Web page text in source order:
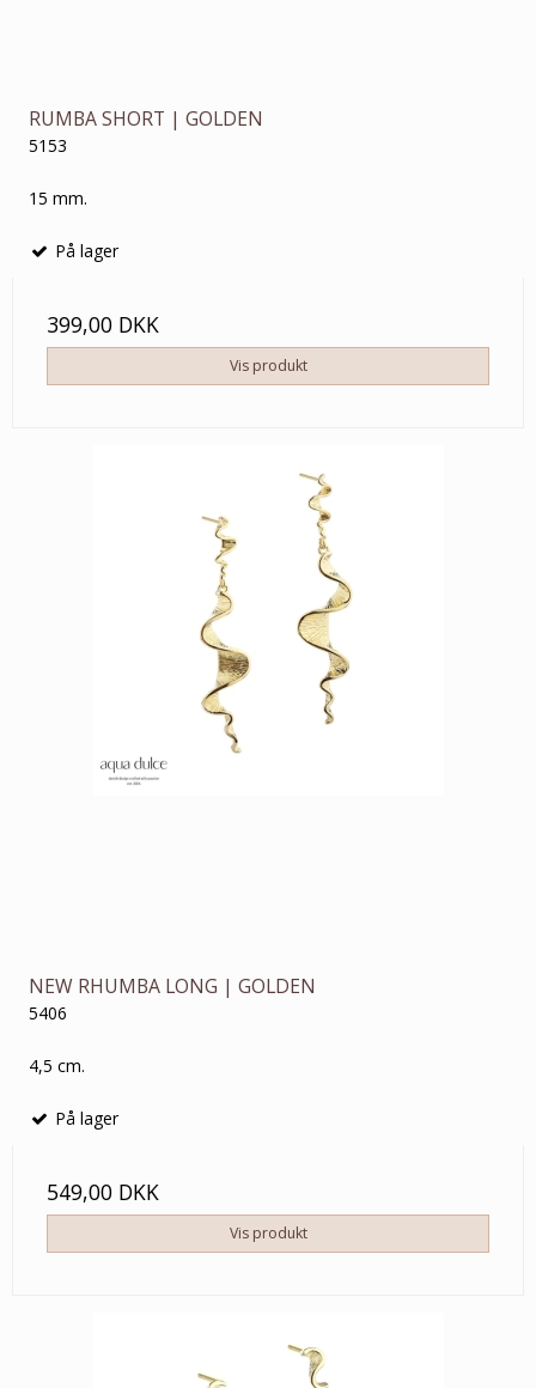
RUMBA SHORT | GOLDEN
5153
15 mm.
På lager
399,00 DKK
Vis produkt
NEW RHUMBA LONG | GOLDEN
5406
4,5 cm.
På lager
549,00 DKK
Vis produkt